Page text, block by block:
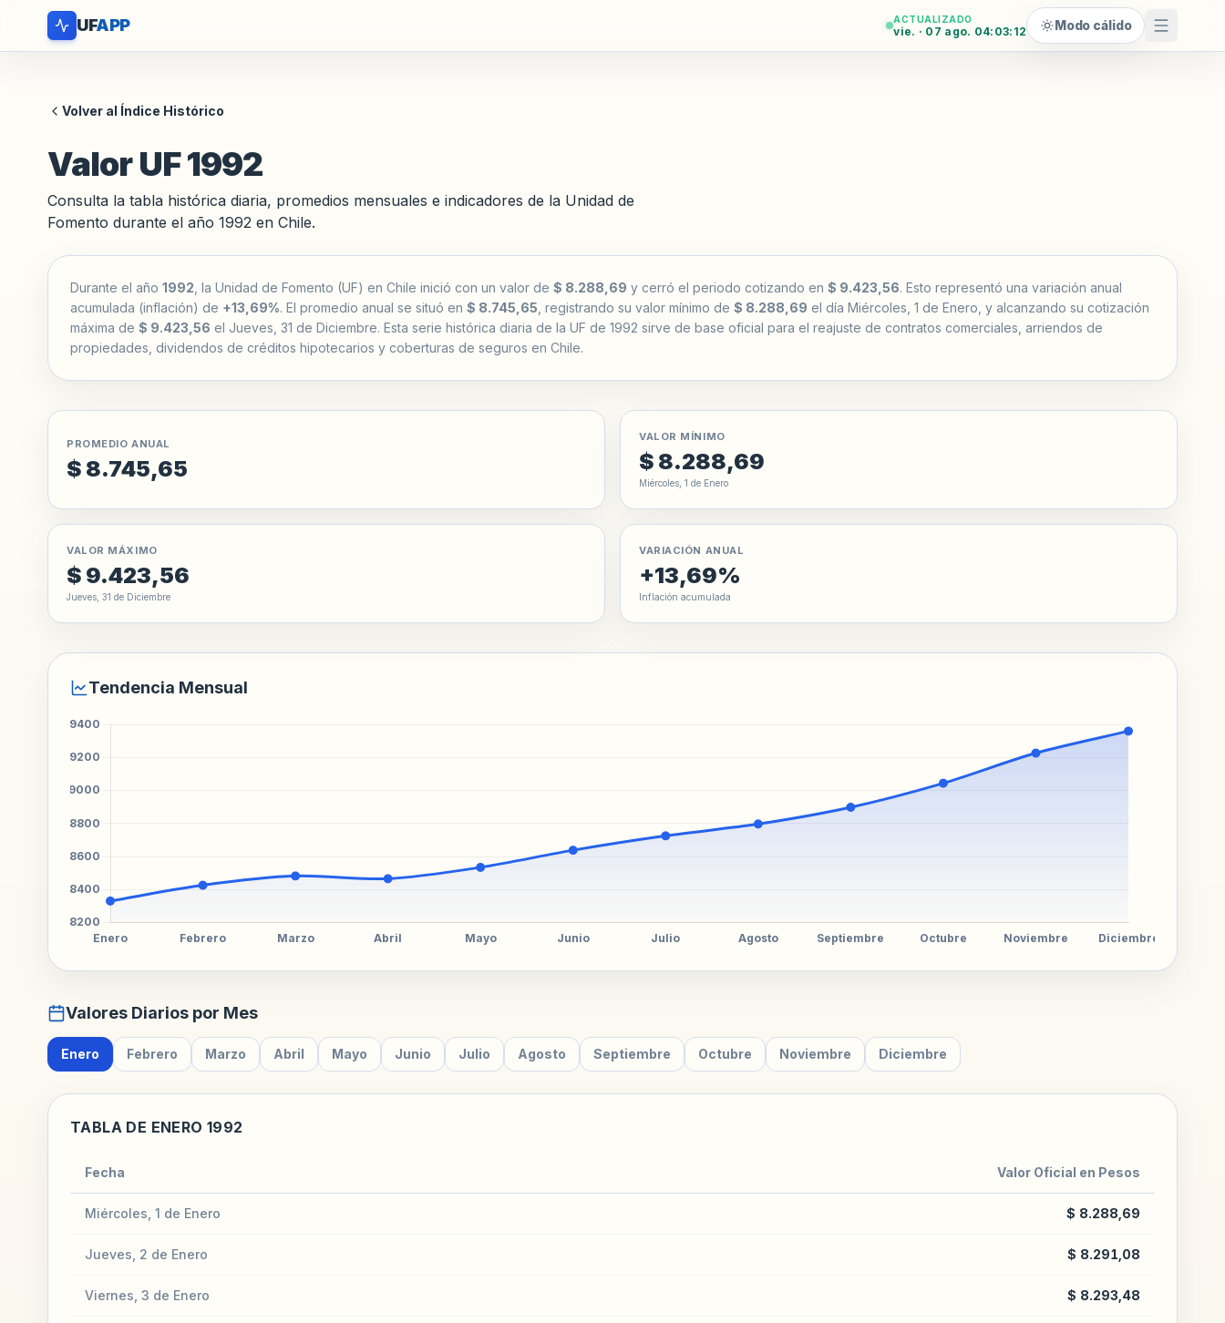
UFAPP ACTUALIZADO
vie. · 07 ago. 04:03:13 Modo cálido
Volver al Índice Histórico
Valor UF 1992
Consulta la tabla histórica diaria, promedios mensuales e indicadores de la Unidad de
Fomento durante el año 1992 en Chile.
Durante el año 1992 , la Unidad de Fomento (UF) en Chile inició con un valor de $ 8.288,69 y cerró el periodo cotizando en $ 9.423,56. Esto representó una variación anual
acumulada (inflación) de +13,69%. El promedio anual se situó en $ 8.745,65 , registrando su valor mínimo de $ 8.288,69 el día Miércoles, 1 de Enero, y alcanzando su cotización
máxima de $ 9.423,56 el Jueves, 31 de Diciembre. Esta serie histórica diaria de la UF de 1992 sirve de base oficial para el reajuste de contratos comerciales, arriendos de
propiedades, dividendos de créditos hipotecarios y coberturas de seguros en Chile.
PROMEDIO ANUAL
$ 8.745,65
VALOR MÍNIMO
$ 8.288,69
Miércoles, 1 de Enero
VALOR MÁXIMO
$ 9.423,56
Jueves, 31 de Diciembre
VARIACIÓN ANUAL
+13,69%
Inflación acumulada
Tendencia Mensual
Valores Diarios por Mes
Enero Febrero Marzo Abril Mayo Junio Julio Agosto Septiembre Octubre Noviembre Diciembre
TABLA DE ENERO 1992
Fecha Valor Oficial en Pesos
Miércoles, 1 de Enero $ 8.288,69
Jueves, 2 de Enero $ 8.291,08
Viernes, 3 de Enero $ 8.293,48